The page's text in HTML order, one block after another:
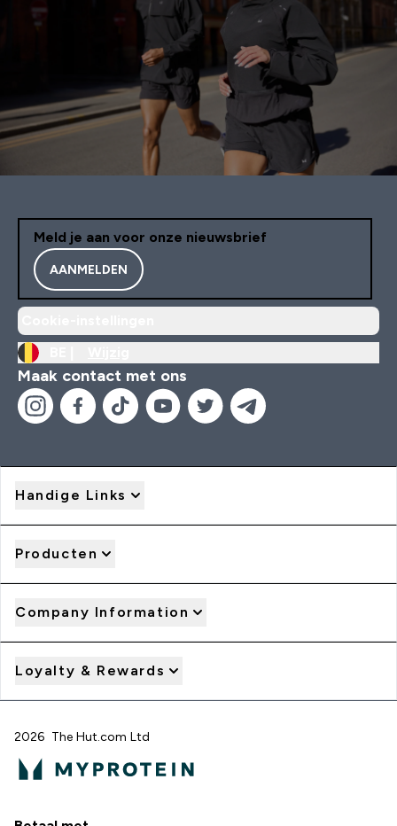
Meld je aan voor onze nieuwsbrief
AANMELDEN
Maak contact met ons
Handige Links
Producten
Company Information
Loyalty & Rewards
2026 The Hut.com Ltd